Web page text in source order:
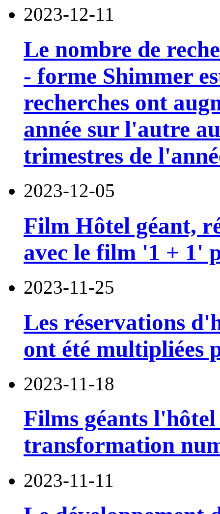
2023-12-11
Le nombre de
- forme Shimmer
recherches ont
année sur l'autre
trimestres de
2023-12-05
Film Hôtel géant,
avec le film '1 + 1'
2023-11-25
Les réservations
ont été multipliées
2023-11-18
Films géants
transformation
2023-11-11